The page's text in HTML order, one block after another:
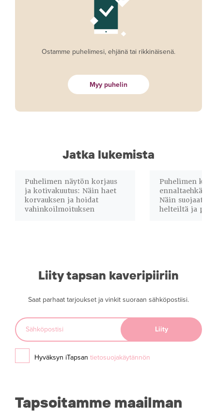
Ostamme puhelimesi, ehjänä tai rikkinäisenä.
Myy puhelin
Jatka lukemista
Puhelimen näytön korjaus
ja kotivakuutus: Näin haet
korvauksen ja hoidat
vahinkoilmoituksen
Puhelimen
Näin suojaat
helteiltä ja
Liity tapsan kaveripiiriin
Saat parhaat tarjoukset ja vinkit suoraan sähköpostiisi.
Hyväksyn iTapsan tietosuojakäytännön
Tapsoitamme maailman